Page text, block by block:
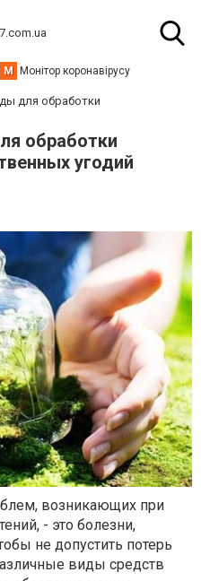
М Монітор коронавірусу
для обработки
обработки
угодий
возникающих при
- это болезни,
не допустить потерь
виды средств